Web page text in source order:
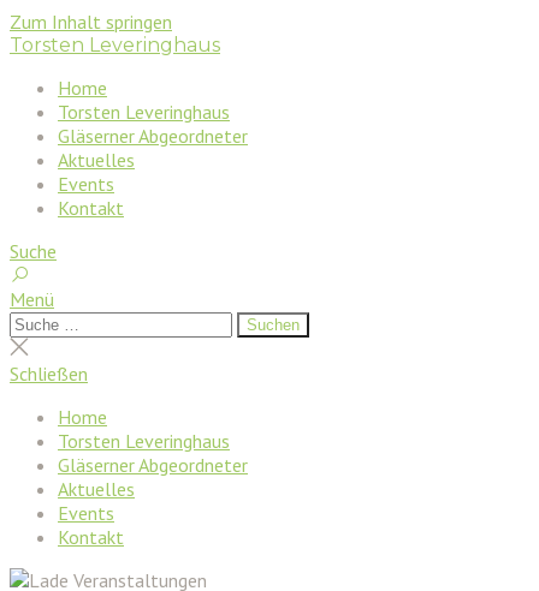
Zum Inhalt springen
Torsten Leveringhaus
Home
Torsten Leveringhaus
Gläserner Abgeordneter
Aktuelles
Events
Kontakt
Suche
Menü
Suchen
nach:
Suchen
Suche
schließen
Schließen
Home
Torsten Leveringhaus
Gläserner Abgeordneter
Aktuelles
Events
Kontakt